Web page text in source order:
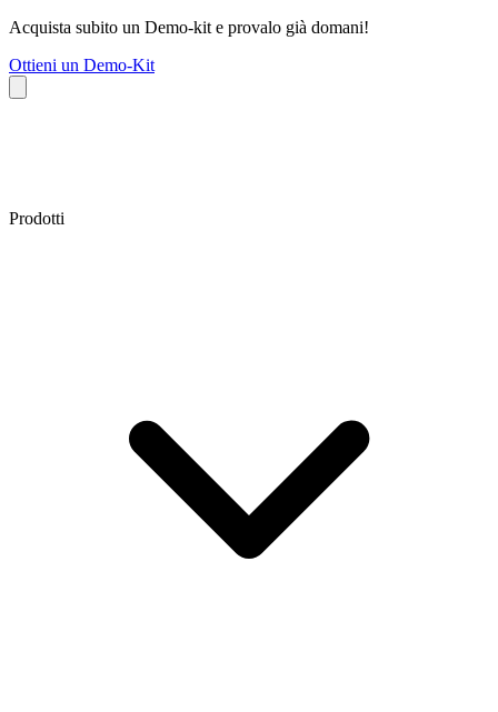
Acquista subito un Demo-kit e provalo già domani!
Ottieni un Demo-Kit
Prodotti